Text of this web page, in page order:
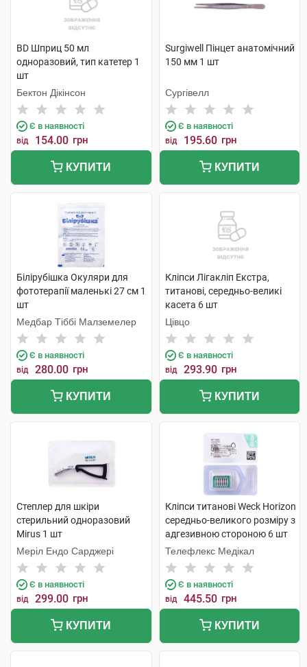
BD Шприц 50 мл
одноразовий, тип катетер 1
шт
Бектон Дікінсон
Є в наявності
від 154.00 грн
КУПИТИ
Surgiwell Пінцет анатомічний
150 мм 1 шт
Сургівелл
Є в наявності
від 195.60 грн
КУПИТИ
Білірубішка Окуляри для
фототерапії маленькі 27 см 1
шт
Медбар Тіббі Малземелер
Є в наявності
від 280.00 грн
КУПИТИ
Кліпси Лігакліп Екстра,
титанові, середньо-великі
касета 6 шт
Цівцо
Є в наявності
від 293.90 грн
КУПИТИ
Степлер для шкіри
стерильний одноразовий
Mirus 1 шт
Меріл Ендо Сарджері
Є в наявності
від 299.00 грн
КУПИТИ
Кліпси титанові Weck Horizon
середньо-великого розміру з
адгезивною стороною 6 шт
Телефлекс Медікал
Є в наявності
від 445.50 грн
КУПИТИ